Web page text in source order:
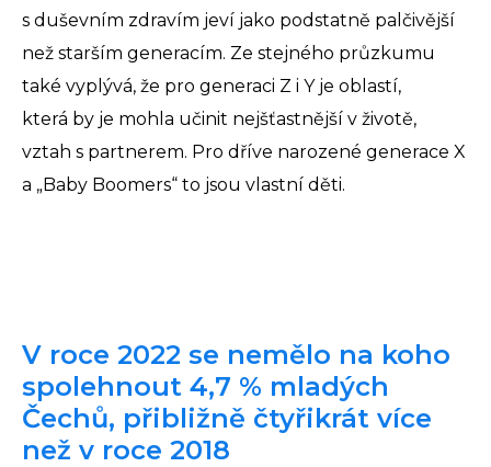
s duševním zdravím jeví jako podstatně palčivější
než starším generacím. Ze stejného průzkumu
také vyplývá, že pro generaci Z i Y je oblastí,
která by je mohla učinit nejšťastnější v životě,
vztah s partnerem. Pro dříve narozené generace X
a „Baby Boomers“ to jsou vlastní děti.
V roce 2022 se nemělo na koho
spolehnout 4,7 % mladých
Čechů, přibližně čtyřikrát více
než v roce 2018